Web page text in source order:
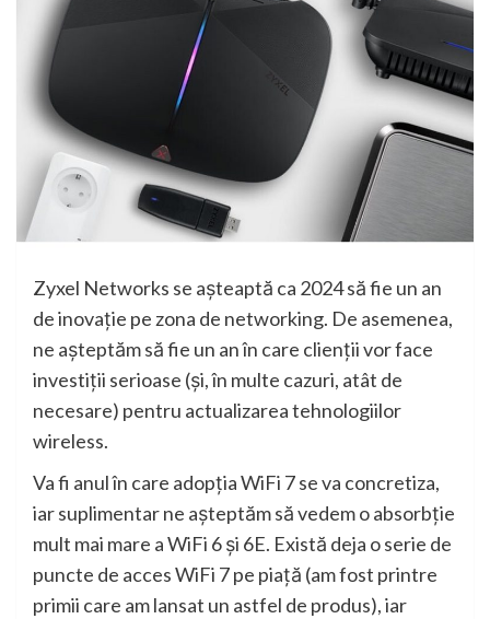
Zyxel Networks se așteaptă ca 2024 să fie un an
de inovație pe zona de networking. De asemenea,
ne așteptăm să fie un an în care clienții vor face
investiții serioase (și, în multe cazuri, atât de
necesare) pentru actualizarea tehnologiilor
wireless.
Va fi anul în care adopția WiFi 7 se va concretiza,
iar suplimentar ne așteptăm să vedem o absorbție
mult mai mare a WiFi 6 și 6E. Există deja o serie de
puncte de acces WiFi 7 pe piață (am fost printre
primii care am lansat un astfel de produs), iar